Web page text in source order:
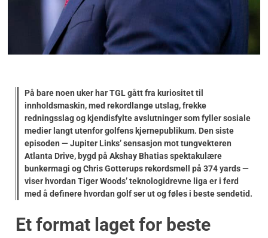
På bare noen uker har TGL gått fra kuriositet til
innholdsmaskin, med rekordlange utslag, frekke
redningsslag og kjendisfylte avslutninger som fyller sosiale
medier langt utenfor golfens kjernepublikum. Den siste
episoden — Jupiter Links’ sensasjon mot tungvekteren
Atlanta Drive, bygd på Akshay Bhatias spektakulære
bunkermagi og Chris Gotterups rekordsmell på 374 yards—
viser hvordan Tiger Woods’ teknologidrevne liga er i ferd
med å definere hvordan golf ser ut og føles i beste sendetid.
Et format laget for beste